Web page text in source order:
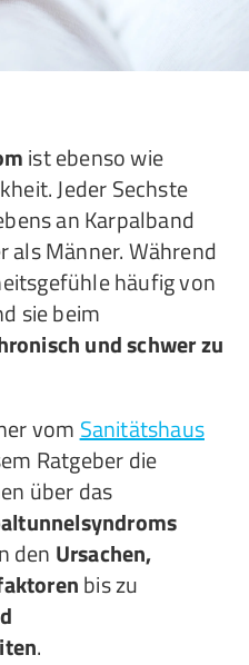
ist ebenso wie
Jeder Sechste
an Karpalband
als Männer. Während
häufig von
sie beim
und schwer zu
vom Sanitätshaus
Ratgeber die
über das
den Ursachen,
bis zu
.